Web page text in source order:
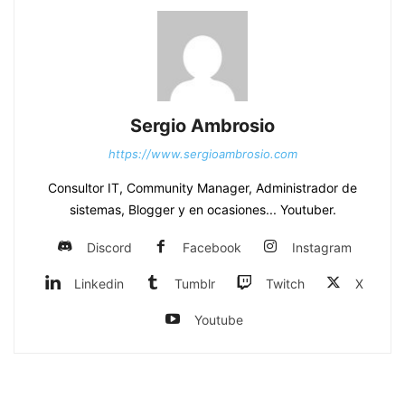
Sergio Ambrosio
https://www.sergioambrosio.com
Consultor IT, Community Manager, Administrador de
sistemas, Blogger y en ocasiones... Youtuber.
Discord Facebook Instagram
Linkedin Tumblr Twitch X
Youtube